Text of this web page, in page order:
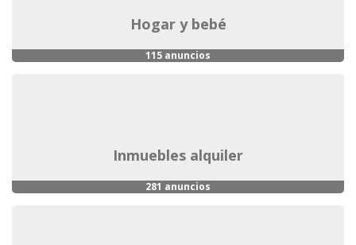
hogar y bebé
115 anuncios
inmuebles alquiler
281 anuncios